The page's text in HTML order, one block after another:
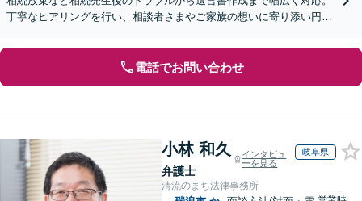
丁寧なヒアリングを行い、相談者さまやご家族の想いに寄り添い円滑
電話でお問い合わせ
小林 和久
弁護士
インタビュ
ーを見る
岐阜県
清流のまち法律事務所